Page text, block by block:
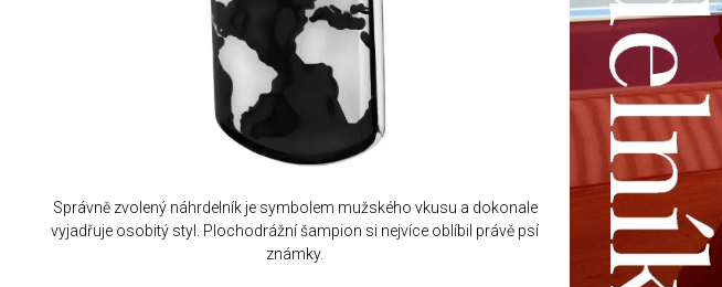
Správně zvolený náhrdelník je symbolem mužského vkusu a dokonale
vyjadřuje osobitý styl. Plochodrážní šampion si nejvíce oblíbil právě psí
známky.